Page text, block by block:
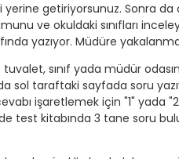
getiriyorsunuz. Sonra da
ve okuldaki sınıfları
yazıyor. Müdüre
sınıf yada müdür
sol taraftaki sayfada soru
işaretlemek için "1"
test kitabında 3 tane soru